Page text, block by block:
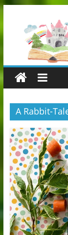
A Rabbit-